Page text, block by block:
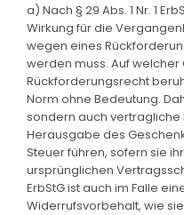
a) Nach § 29 Abs. 1 Nr. 1
Wirkung für die
wegen eines
werden muss. Auf
Rückforderungsrecht
Norm ohne Bedeutung.
sondern auch
Herausgabe des
Steuer führen, sofern sie
ursprünglichen
ErbStG ist auch im Falle
Widerrufsvorbehalt, wie